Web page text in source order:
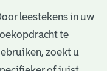
leestekens in uw
te
zoekt u